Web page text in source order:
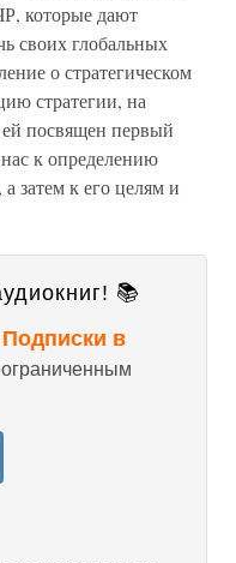
которые дают
своих глобальных
о стратегическом
стратегии, на
посвящен первый
к определению
затем к его целям и
📚
в